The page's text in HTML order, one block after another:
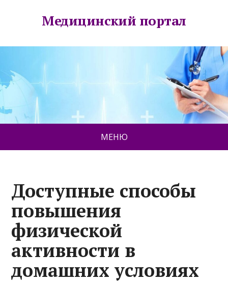
Медицинский портал
МЕНЮ
Доступные способы
повышения
физической
активности в
домашних условиях